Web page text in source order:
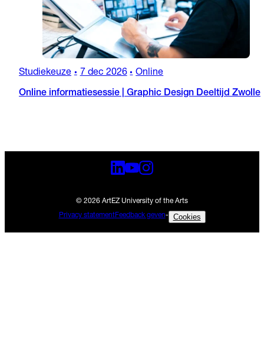
Studiekeuze • 7 dec 2026 • Online
Online informatiesessie | Graphic Design Deeltijd Zwolle
© 2026 ArtEZ University of the Arts
Privacy statementFeedback geven- Cookies